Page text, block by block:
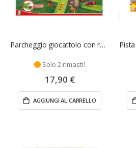
Parcheggio giocattolo con rampa di lancio - Mazzeo Giocattoli
Solo 2 rimasti!
17,90 €
AGGIUNGI AL CARRELLO